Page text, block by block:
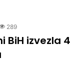
289
BiH izvezla